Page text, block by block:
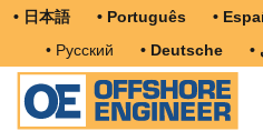
• 日本語 • Português •
• Русский
• Deutsche